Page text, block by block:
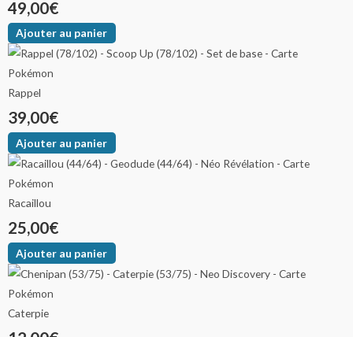
49,00€
Ajouter au panier
Rappel
39,00€
Ajouter au panier
Racaillou
25,00€
Ajouter au panier
Caterpie